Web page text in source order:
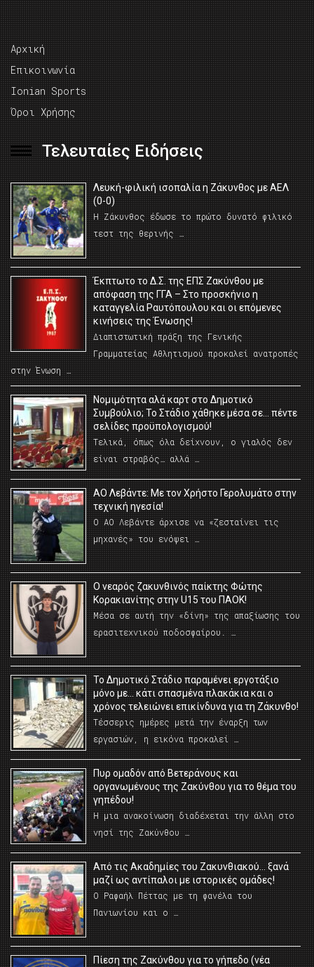
Αρχική
Επικοινωνία
Ionian Sports
Όροι Χρήσης
Τελευταίες Ειδήσεις
Λευκή-φιλική ισοπαλία η Ζάκυνθος με ΑΕΛ
(0-0)
Η Ζάκυνθος έδωσε το πρώτο δυνατό φιλικό
τεστ της θερινής …
Έκπτωτο το Δ.Σ. της ΕΠΣ Ζακύνθου με
απόφαση της ΓΓΑ – Στο προσκήνιο η
καταγγελία Ραυτόπουλου και οι επόμενες
κινήσεις της Ένωσης!
Διαπιστωτική πράξη της Γενικής
Γραμματείας Αθλητισμού προκαλεί ανατροπές
στην Ένωση …
Νομιμότητα αλά καρτ στο Δημοτικό
Συμβούλιο; Το Στάδιο χάθηκε μέσα σε… πέντε
σελίδες προϋπολογισμού!
Τελικά, όπως όλα δείχνουν, ο γιαλός δεν
είναι στραβός… αλλά …
ΑΟ Λεβάντε: Με τον Χρήστο Γερολυμάτο στην
τεχνική ηγεσία!
Ο ΑΟ Λεβάντε άρχισε να «ζεσταίνει τις
μηχανές» του ενόψει …
O νεαρός ζακυνθινός παίκτης Φώτης
Κορακιανίτης στην U15 του ΠΑΟΚ!
Μέσα σε αυτή την «δίνη» της απαξίωσης του
ερασιτεχνικού ποδοσφαίρου. …
Το Δημοτικό Στάδιο παραμένει εργοτάξιο
μόνο με… κάτι σπασμένα πλακάκια και ο
χρόνος τελειώνει επικίνδυνα για τη Ζάκυνθο!
Τέσσερις ημέρες μετά την έναρξη των
εργασιών, η εικόνα προκαλεί …
Πυρ ομαδόν από Βετεράνους και
οργανωμένους της Ζακύνθου για το θέμα του
γηπέδου!
Η μια ανακοίνωση διαδέχεται την άλλη στο
νησί της Ζακύνθου …
Από τις Ακαδημίες του Ζακυνθιακού… ξανά
μαζί ως αντίπαλοι με ιστορικές ομάδες!
Ο Ραφαήλ Πέττας με τη φανέλα του
Πανιωνίου και ο …
Πίεση της Ζακύνθου για το γήπεδο (νέα